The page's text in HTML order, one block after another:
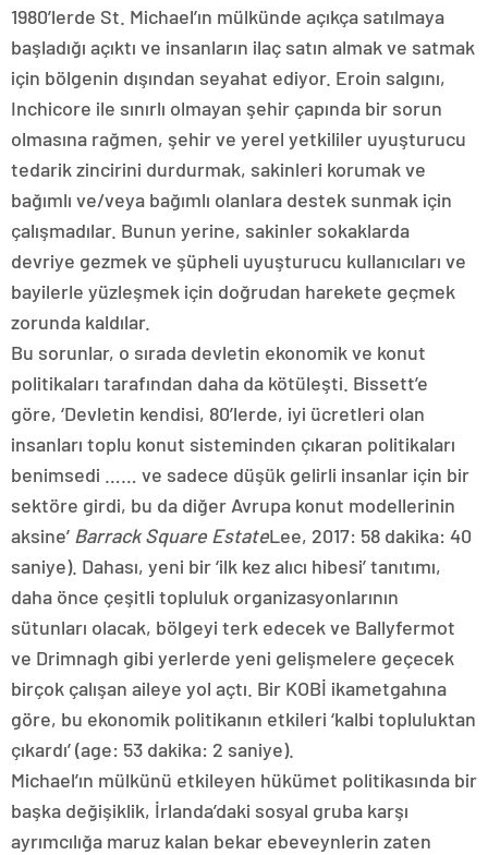
1980’lerde St. Michael’ın mülkünde açıkça satılmaya
başladığı açıktı ve insanların ilaç satın almak ve satmak
için bölgenin dışından seyahat ediyor. Eroin salgını,
Inchicore ile sınırlı olmayan şehir çapında bir sorun
olmasına rağmen, şehir ve yerel yetkililer uyuşturucu
tedarik zincirini durdurmak, sakinleri korumak ve
bağımlı ve/veya bağımlı olanlara destek sunmak için
çalışmadılar. Bunun yerine, sakinler sokaklarda
devriye gezmek ve şüpheli uyuşturucu kullanıcıları ve
bayilerle yüzleşmek için doğrudan harekete geçmek
zorunda kaldılar.
Bu sorunlar, o sırada devletin ekonomik ve konut
politikaları tarafından daha da kötüleşti. Bissett’e
göre, ‘Devletin kendisi, 80’lerde, iyi ücretleri olan
insanları toplu konut sisteminden çıkaran politikaları
benimsedi …… ve sadece düşük gelirli insanlar için bir
sektöre girdi, bu da diğer Avrupa konut modellerinin
aksine’ Barrack Square EstateLee, 2017: 58 dakika: 40
saniye). Dahası, yeni bir ‘ilk kez alıcı hibesi’ tanıtımı,
daha önce çeşitli topluluk organizasyonlarının
sütunları olacak, bölgeyi terk edecek ve Ballyfermot
ve Drimnagh gibi yerlerde yeni gelişmelere geçecek
birçok çalışan aileye yol açtı. Bir KOBİ ikametgahına
göre, bu ekonomik politikanın etkileri ‘kalbi topluluktan
çıkardı’ (age: 53 dakika: 2 saniye).
Michael’ın mülkünü etkileyen hükümet politikasında bir
başka değişiklik, İrlanda’daki sosyal gruba karşı
ayrımcılığa maruz kalan bekar ebeveynlerin zaten